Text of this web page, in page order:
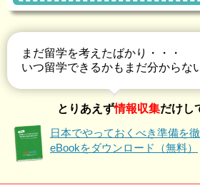
まだ留学を考えたばかり・・・
いつ留学できるかもまだ分からな
とりあえず情報収集だけし
日本でやっておくべき準備を徹
eBookをダウンロード（無料）